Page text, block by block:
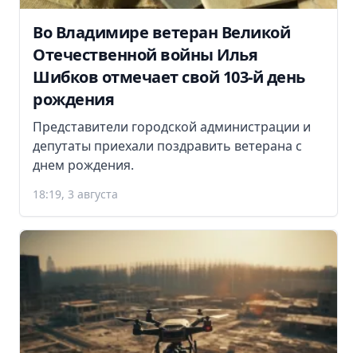
Во Владимире ветеран Великой
Отечественной войны Илья
Шибков отмечает свой 103-й день
рождения
Представители городской администрации и
депутаты приехали поздравить ветерана с
днем рождения.
18:19, 3 августа